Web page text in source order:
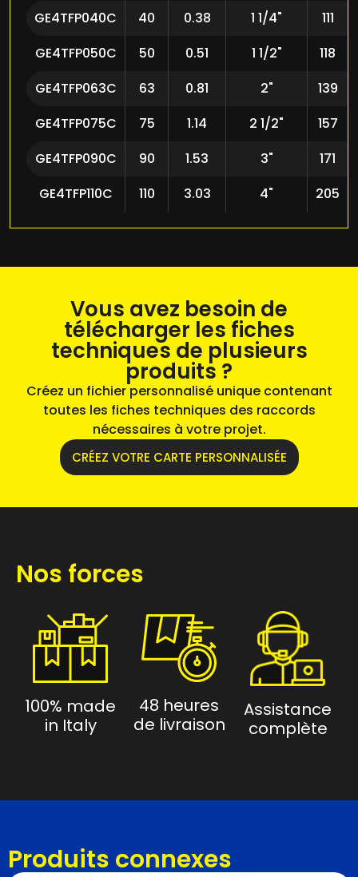
GE4TFP040C 40 0.38 1 1/4"
111
GE4TFP050C
50 0.51 1 1/2"
118
GE4TFP063C
63 0.81 2"
139
GE4TFP075C
75 1.14 2 1/2"
157
GE4TFP090C
90 1.53 3"
171
GE4TFP110C
110 3.03 4" 205
Vous avez besoin de
télécharger les fiches
techniques de plusieurs
produits ?
Créez un fichier personnalisé unique contenant
toutes les fiches techniques des raccords
nécessaires à votre projet.
CRÉEZ VOTRE CARTE PERSONNALISÉE
Nos forces
100% made
in Italy
48 heures
de livraison
Assistance
complète
Produits connexes